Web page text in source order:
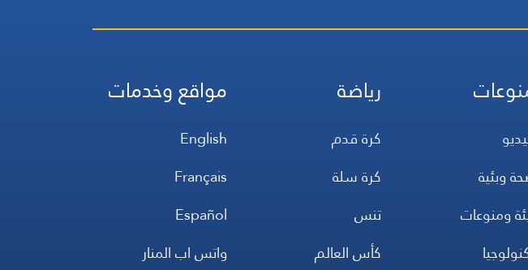
وبئية
ومنوعات
رياضة
كرة قدم
كرة سلة
تنس
كأس العالم
مواقع وخدمات
English
Français
Español
واتس اب المنار